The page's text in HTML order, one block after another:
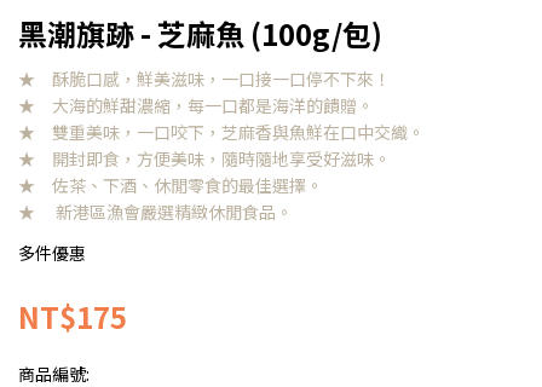
黑潮旗跡 - 芝麻魚 (100g/包)
★ 酥脆口感，鮮美滋味，一口接一口停不下來！
★ 大海的鮮甜濃縮，每一口都是海洋的饋贈。
★ 雙重美味，一口咬下，芝麻香與魚鮮在口中交織。
★ 開封即食，方便美味，隨時隨地享受好滋味。
★ 佐茶、下酒、休閒零食的最佳選擇。
★ 新港區漁會嚴選精緻休閒食品。
多件優惠
NT$175
商品編號: